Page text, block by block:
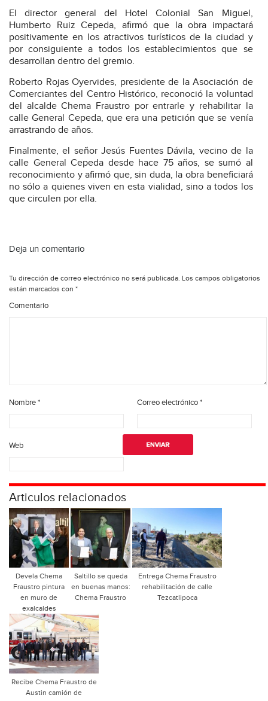
El director general del Hotel Colonial San Miguel,
Humberto Ruiz Cepeda, afirmó que la obra impactará
positivamente en los atractivos turísticos de la ciudad y
por consiguiente a todos los establecimientos que se
desarrollan dentro del gremio.
Roberto Rojas Oyervides, presidente de la Asociación de
Comerciantes del Centro Histórico, reconoció la voluntad
del alcalde Chema Fraustro por entrarle y rehabilitar la
calle General Cepeda, que era una petición que se venía
arrastrando de años.
Finalmente, el señor Jesús Fuentes Dávila, vecino de la
calle General Cepeda desde hace 75 años, se sumó al
reconocimiento y afirmó que, sin duda, la obra beneficiará
no sólo a quienes viven en esta vialidad, sino a todos los
que circulen por ella.
Deja un comentario
Tu dirección de correo electrónico no será publicada. Los campos obligatorios
están marcados con *
Comentario
Nombre* Correo electrónico*
Web
Articulos relacionados
Devela Chema
Fraustro pintura
en muro de
exalcaldes
Saltillo se queda
en buenas manos:
Chema Fraustro
Entrega Chema Fraustro
rehabilitación de calle
Tezcatlipoca
Recibe Chema Fraustro de
Austin camión de